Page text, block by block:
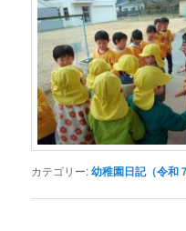
カテゴリー:幼稚園日記（令和